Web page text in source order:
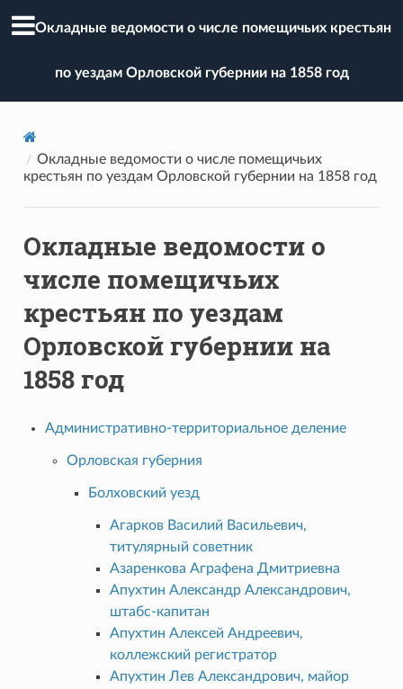
Окладные ведомости о числе помещичьих крестьян
по уездам Орловской губернии на 1858 год
Окладные ведомости о числе помещичьих
крестьян по уездам Орловской губернии на 1858 год
Окладные ведомости о
числе помещичьих
крестьян по уездам
Орловской губернии на
1858 год
Административно-территориальное деление
Орловская губерния
Болховский уезд
Агарков Василий Васильевич,
титулярный советник
Азаренкова Аграфена Дмитриевна
Апухтин Александр Александрович,
штабс-капитан
Апухтин Алексей Андреевич,
коллежский регистратор
Апухтин Лев Александрович, майор